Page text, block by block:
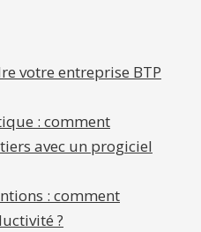
votre entreprise BTP
: comment
avec un progiciel
: comment
?